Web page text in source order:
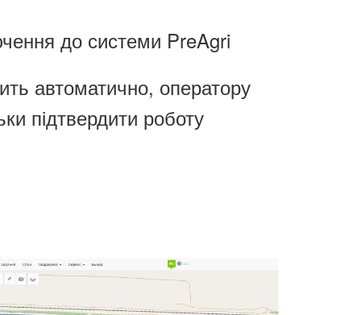
до системи PreAgri
автоматично, оператору
підтвердити роботу